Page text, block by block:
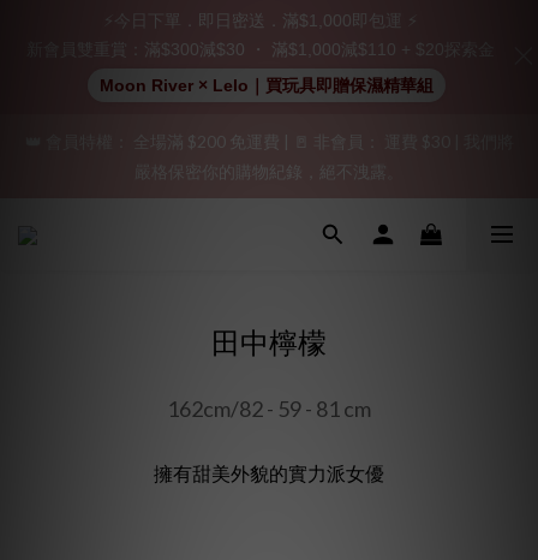
「保密出貨」（無店鋪資訊、一般紙箱）、隱私保護、加密付款、
立即註冊成為會員！
加入會員即享$20購物金  訂單商品好評再享$15購物金
👑 會員特權： 全場滿 $200 免運費 | 🚪 非會員： 運費 $30 | 我們將
嚴格保密你的購物紀錄，絕不洩露。
「保密出貨」（無店鋪資訊、一般紙箱）、隱私保護、加密付款、
田中檸檬
162cm/82 - 59 - 81 cm
擁有甜美外貌的實力派女優
⚡今日下單．即日密送．滿$1,000即包運 ⚡
新會員雙重賞：滿$300減$30 ・ 滿$1,000減$110 + $20探索金
Moon River × Lelo｜買玩具即贈保濕精華組